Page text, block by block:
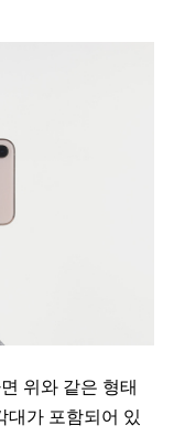
위와 같은 형태
대가 포함되어 있